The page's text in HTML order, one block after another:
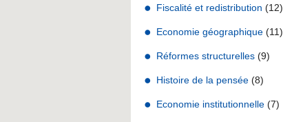
Fiscalité et redistribution (12)
Economie géographique (11)
Réformes structurelles (9)
Histoire de la pensée (8)
Economie institutionnelle (7)